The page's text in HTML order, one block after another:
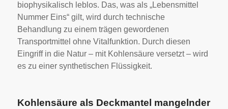
biophysikalisch leblos. Das, was als „Lebensmittel
Nummer Eins“ gilt, wird durch technische
Behandlung zu einem trägen gewordenen
Transportmittel ohne Vitalfunktion. Durch diesen
Eingriff in die Natur – mit Kohlensäure versetzt – wird
es zu einer synthetischen Flüssigkeit.
Kohlensäure als Deckmantel mangelnder